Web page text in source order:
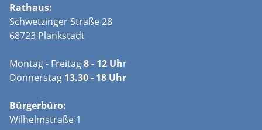
Rathaus:
Schwetzinger Straße 28
68723 Plankstadt
Montag - Freitag8 - 12 Uhr
Donnerstag 13.30 - 18 Uhr
Bürgerbüro:
Wilhelmstraße 1